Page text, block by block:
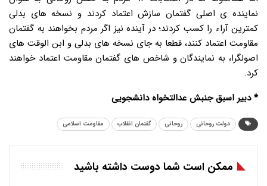
نماینده ی اصلی گفتمان سازش اعتماد کردند و نسخه های بدلی
کمترین آراء را کسب کردند؛ در آینده نیز اگر مردم بخواهند به گفتمان
مقاومت اعتماد کنند، قطعا به جای نسخه های بدلی و ابن الوقت های
اصولگرا، به نمایندگان و شاخص های گفتمان مقاومت اعتماد خواهند
کرد.
* دبیر اسبق جنبش عدالتخواه دانشجویی
دولت روحانی روحانی گفتمان انقلاب مقاومت اسلامی
ممکن است شما دوست داشته باشید